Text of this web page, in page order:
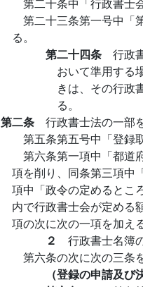
第二十三条第一号中「
る。
第二十四条 行政
おいて準用する
きは、その行政
る。
第二条 行政書士法の一部
第五条第五号中「登録
第六条第一項中「都道
項を削り、同条第三項中
項中「政令の定めるとこ
内で行政書士会が定める
項の次に次の一項を加える
２ 行政書士名簿
第六条の次に次の三条
（登録の申請及び